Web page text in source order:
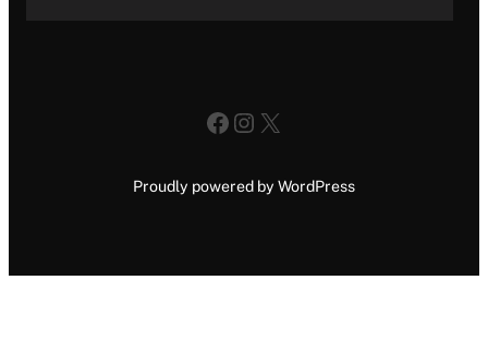
Facebook
Instagram
X
Proudly powered by WordPress